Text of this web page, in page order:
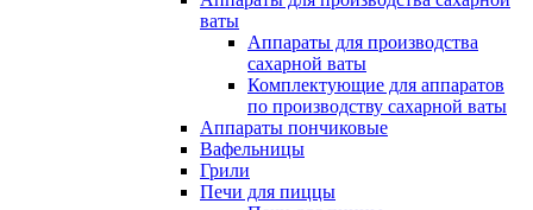
ваты
Аппараты для производства
сахарной ваты
Комплектующие для аппаратов
по производству сахарной ваты
Аппараты пончиковые
Вафельницы
Грили
Печи для пиццы